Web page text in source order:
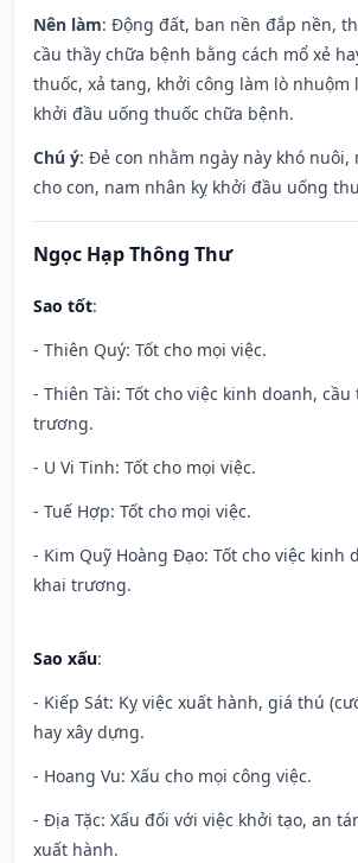
Nên làm: Động đất, ban nền đắp nền,
cầu thầy chữa bệnh bằng cách mổ xẻ
thuốc, xả tang, khởi công làm lò nhuộm
khởi đầu uống thuốc chữa bệnh.
Chú ý: Đẻ con nhằm ngày này khó nuôi,
cho con, nam nhân kỵ khởi đầu uống
Ngọc Hạp Thông Thư
Sao tốt:
- Thiên Quý: Tốt cho mọi việc.
- Thiên Tài: Tốt cho việc kinh doanh, cầu
trương.
- U Vi Tinh: Tốt cho mọi việc.
- Tuế Hợp: Tốt cho mọi việc.
- Kim Quỹ Hoàng Đạo: Tốt cho việc kinh
khai trương.
Sao xấu:
- Kiếp Sát: Kỵ việc xuất hành, giá thú
hay xây dựng.
- Hoang Vu: Xấu cho mọi công việc.
- Địa Tặc: Xấu đối với việc khởi tạo, an
xuất hành.